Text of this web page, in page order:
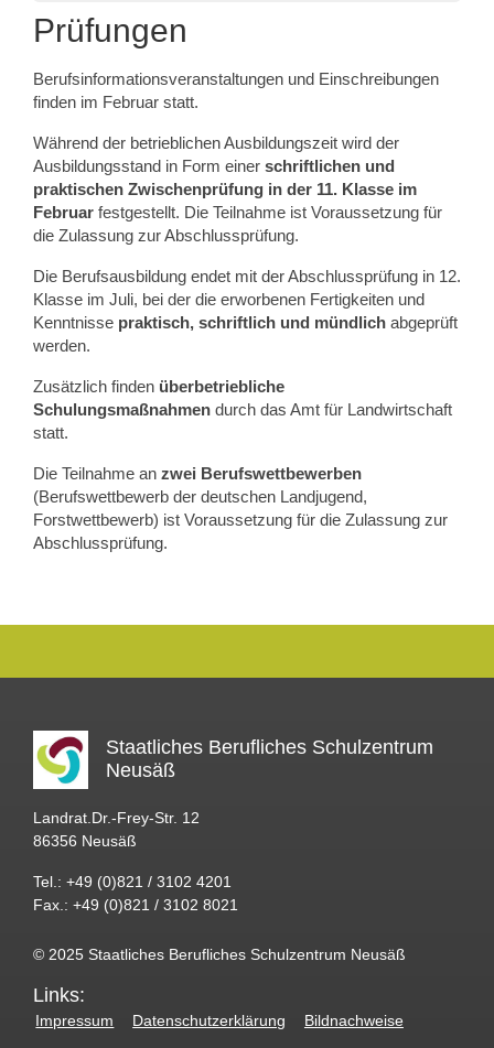
Prüfungen
Berufsinformationsveranstaltungen und Einschreibungen
finden im Februar statt.
Während der betrieblichen Ausbildungszeit wird der
Ausbildungsstand in Form einer schriftlichen und
praktischen Zwischenprüfung in der 11. Klasse im
Februar festgestellt. Die Teilnahme ist Voraussetzung für
die Zulassung zur Abschlussprüfung.
Die Berufsausbildung endet mit der Abschlussprüfung in 12.
Klasse im Juli, bei der die erworbenen Fertigkeiten und
Kenntnisse praktisch, schriftlich und mündlich abgeprüft
werden.
Zusätzlich finden überbetriebliche
Schulungsmaßnahmen durch das Amt für Landwirtschaft
statt.
Die Teilnahme an zwei Berufswettbewerben
(Berufswettbewerb der deutschen Landjugend,
Forstwettbewerb) ist Voraussetzung für die Zulassung zur
Abschlussprüfung.
Staatliches Berufliches Schulzentrum
Neusäß
Landrat.Dr.-Frey-Str. 12
86356 Neusäß
Tel.: +49 (0)821 / 3102 4201
Fax.: +49 (0)821 / 3102 8021
© 2025 Staatliches Berufliches Schulzentrum Neusäß
Links:
Impressum Datenschutzerklärung Bildnachweise